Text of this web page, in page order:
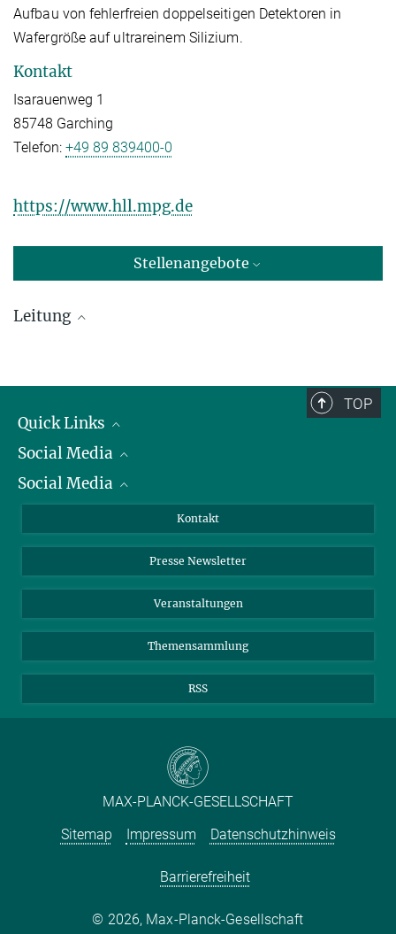
Aufbau von fehlerfreien doppelseitigen Detektoren in
Wafergröße auf ultrareinem Silizium.
Kontakt
Isarauenweg 1
85748 Garching
Telefon: +49 89 839400-0
https://www.hll.mpg.de
Stellenangebote
Leitung
caldwell@...
TOP
Quick Links
Präsident
Zahlen und Fakten
Meldestelle Fehlverhalten
Social Media
Bluesky
TikTok
Social Media
Instagram
YouTube
Kontakt
Presse Newsletter
Veranstaltungen
Themensammlung
RSS
MAX-PLANCK-GESELLSCHAFT
Sitemap
Impressum Datenschutzhinweis
Barrierefreiheit
2026, Max-Planck-Gesellschaft